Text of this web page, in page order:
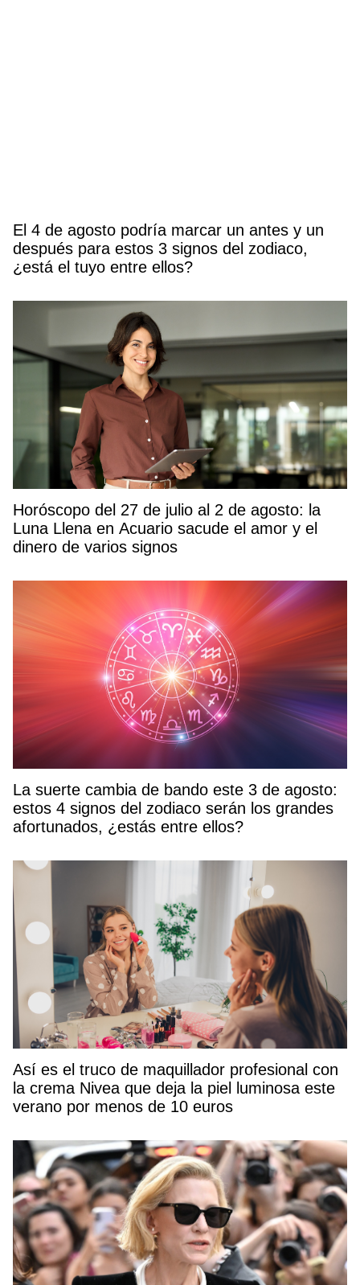
El 4 de agosto podría marcar un antes y un
después para estos 3 signos del zodiaco,
¿está el tuyo entre ellos?
Horóscopo del 27 de julio al 2 de agosto: la
Luna Llena en Acuario sacude el amor y el
dinero de varios signos
La suerte cambia de bando este 3 de agosto:
estos 4 signos del zodiaco serán los grandes
afortunados, ¿estás entre ellos?
Así es el truco de maquillador profesional con
la crema Nivea que deja la piel luminosa este
verano por menos de 10 euros